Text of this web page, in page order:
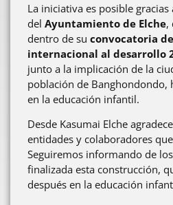
La iniciativa es posible gracias
del Ayuntamiento de Elche,
dentro de su convocatoria
internacional al desarrollo
junto a la implicación de la
población de Banghondondo,
en la educación infantil.
Desde Kasumai Elche
entidades y colaboradores
Seguiremos informando de
finalizada esta construcción,
después en la educación